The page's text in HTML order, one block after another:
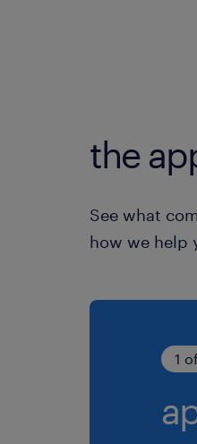
the
See what
how we help
1